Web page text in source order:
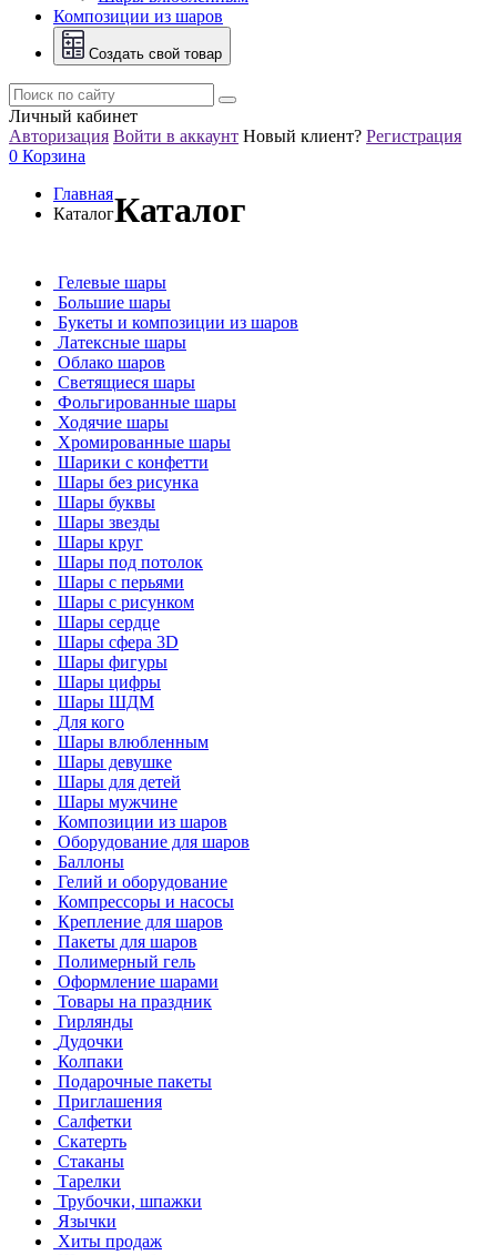
Композиции из шаров
Создать свой товар
Личный кабинет
Авторизация Войти в аккаунт Новый клиент? Регистрация
0 Корзина
Главная
КаталогКаталог
Гелевые шары
Большие шары
Букеты и композиции из шаров
Латексные шары
Облако шаров
Светящиеся шары
Фольгированные шары
Ходячие шары
Хромированные шары
Шарики с конфетти
Шары без рисунка
Шары буквы
Шары звезды
Шары круг
Шары под потолок
Шары с перьями
Шары с рисунком
Шары сердце
Шары сфера 3D
Шары фигуры
Шары цифры
Шары ШДМ
Для кого
Шары влюбленным
Шары девушке
Шары для детей
Шары мужчине
Композиции из шаров
Оборудование для шаров
Баллоны
Гелий и оборудование
Компрессоры и насосы
Крепление для шаров
Пакеты для шаров
Полимерный гель
Оформление шарами
Товары на праздник
Гирлянды
Дудочки
Колпаки
Подарочные пакеты
Приглашения
Салфетки
Скатерть
Стаканы
Тарелки
Трубочки, шпажки
Язычки
Хиты продаж